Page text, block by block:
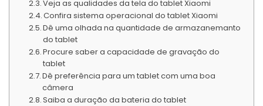
Veja as qualidades da tela do tablet Xiaomi
Confira sistema operacional do tablet Xiaomi
Dê uma olhada na quantidade de armazanemanto
do tablet
Procure saber a capacidade de gravação do
tablet
Dê preferência para um tablet com uma boa
câmera
Saiba a duração da bateria do tablet